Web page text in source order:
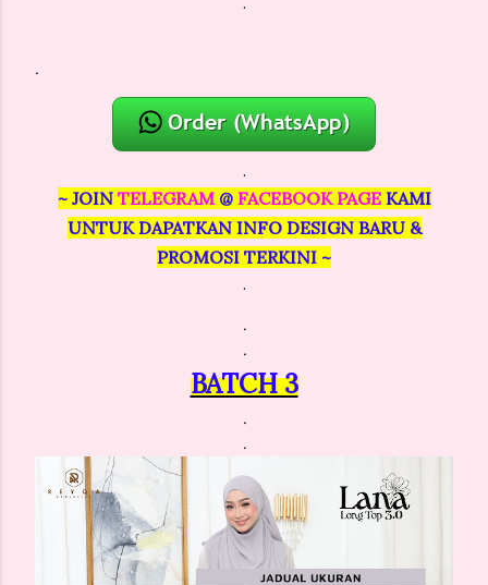
.
.
~ JOIN TELEGRAM@ FACEBOOK PAGEKAMI
UNTUK DAPATKAN INFO DESIGN BARU &
PROMOSI TERKINI ~
.
.
.
BATCH 3
.
.